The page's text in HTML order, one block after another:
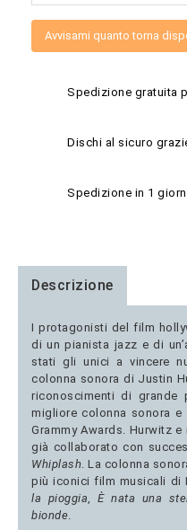
Avvisami quanto torna
Spedizione gratuita
Dischi al sicuro
Spedizione in 1
Descrizione
I protagonisti del film
di un pianista jazz e di
stati gli unici a vincere
colonna sonora di Justin
riconoscimenti di grande
migliore colonna sonora
Grammy Awards. Hurwitz
già collaborato con
Whiplash. La colonna
più iconici film musicali di
la pioggia, È nata una
bionde.